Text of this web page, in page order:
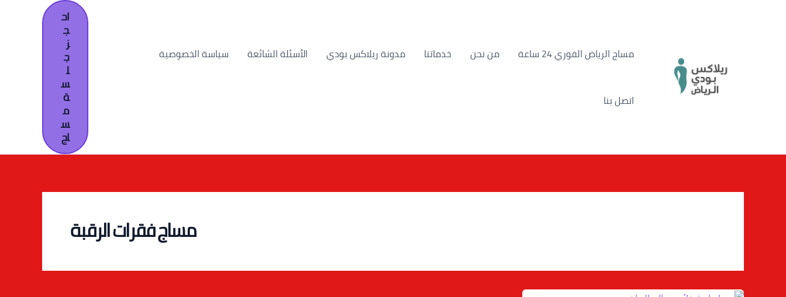
مساج الرياض الفوري 24 ساعة
من نحن خدماتنا مدونة ريلاكس بودي الأسئلة الشائعة سياسة الخصوصية
اتصل بنا
اح
ج
ز
ج
ل
س
ة
م
س
اج
مساج فقرات الرقبة